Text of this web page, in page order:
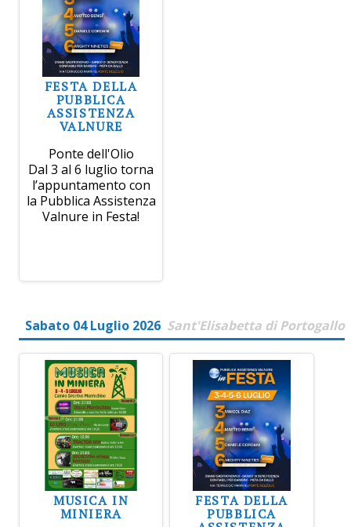
FESTA DELLA
PUBBLICA
ASSISTENZA
VALNURE
Ponte dell'Olio
Dal 3 al 6 luglio torna
l’appuntamento con
la Pubblica Assistenza
Valnure in Festa!
Sabato 04 Luglio 2026 Sant'Elisabetta di Portogallo
MUSICA IN
MINIERA
FESTA DELLA
PUBBLICA